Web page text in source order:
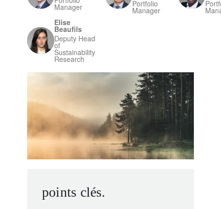
Manager
Portfolio
Manager
Elise
Beaufils
Deputy Head
of
Sustainability
Research
points clés.